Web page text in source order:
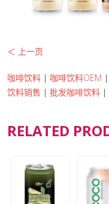
＜ 上一页
咖啡饮料 | 咖啡饮料OEM |
饮料销售 | 批发咖啡饮料 |
RELATED